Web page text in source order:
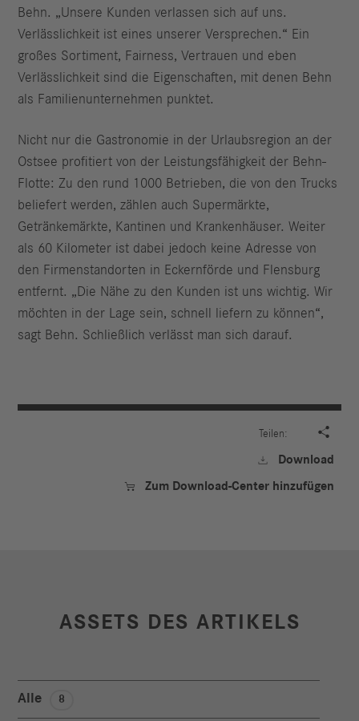
Behn. „Unsere Kunden verlassen sich auf uns.
Verlässlichkeit ist eines unserer Versprechen.“ Ein
großes Sortiment, Fairness, Vertrauen und eben
Verlässlichkeit sind die Eigenschaften, mit denen Behn
als Familienunternehmen punktet.
Nicht nur die Gastronomie in der Urlaubsregion an der
Ostsee profitiert von der Leistungsfähigkeit der Behn-
Flotte: Zu den rund 1000 Betrieben, die von den Trucks
beliefert werden, zählen auch Supermärkte,
Getränkemärkte, Kantinen und Krankenhäuser. Weiter
als 60 Kilometer ist dabei jedoch keine Adresse von
den Firmenstandorten in Eckernförde und Flensburg
entfernt. „Die Nähe zu den Kunden ist uns wichtig. Wir
möchten in der Lage sein, schnell liefern zu können“,
sagt Behn. Schließlich verlässt man sich darauf.
Teilen: 
 Download
 Zum Download-Center hinzufügen
ASSETS DES ARTIKELS
Alle 8